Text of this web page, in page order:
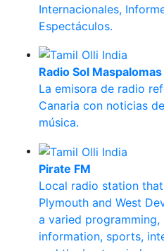
Internacionales,
Espectáculos.
Radio Sol Maspalomas
La emisora de radio
Canaria con noticias
música.
Pirate FM
Local radio station
Plymouth and West
a varied
information, sports,